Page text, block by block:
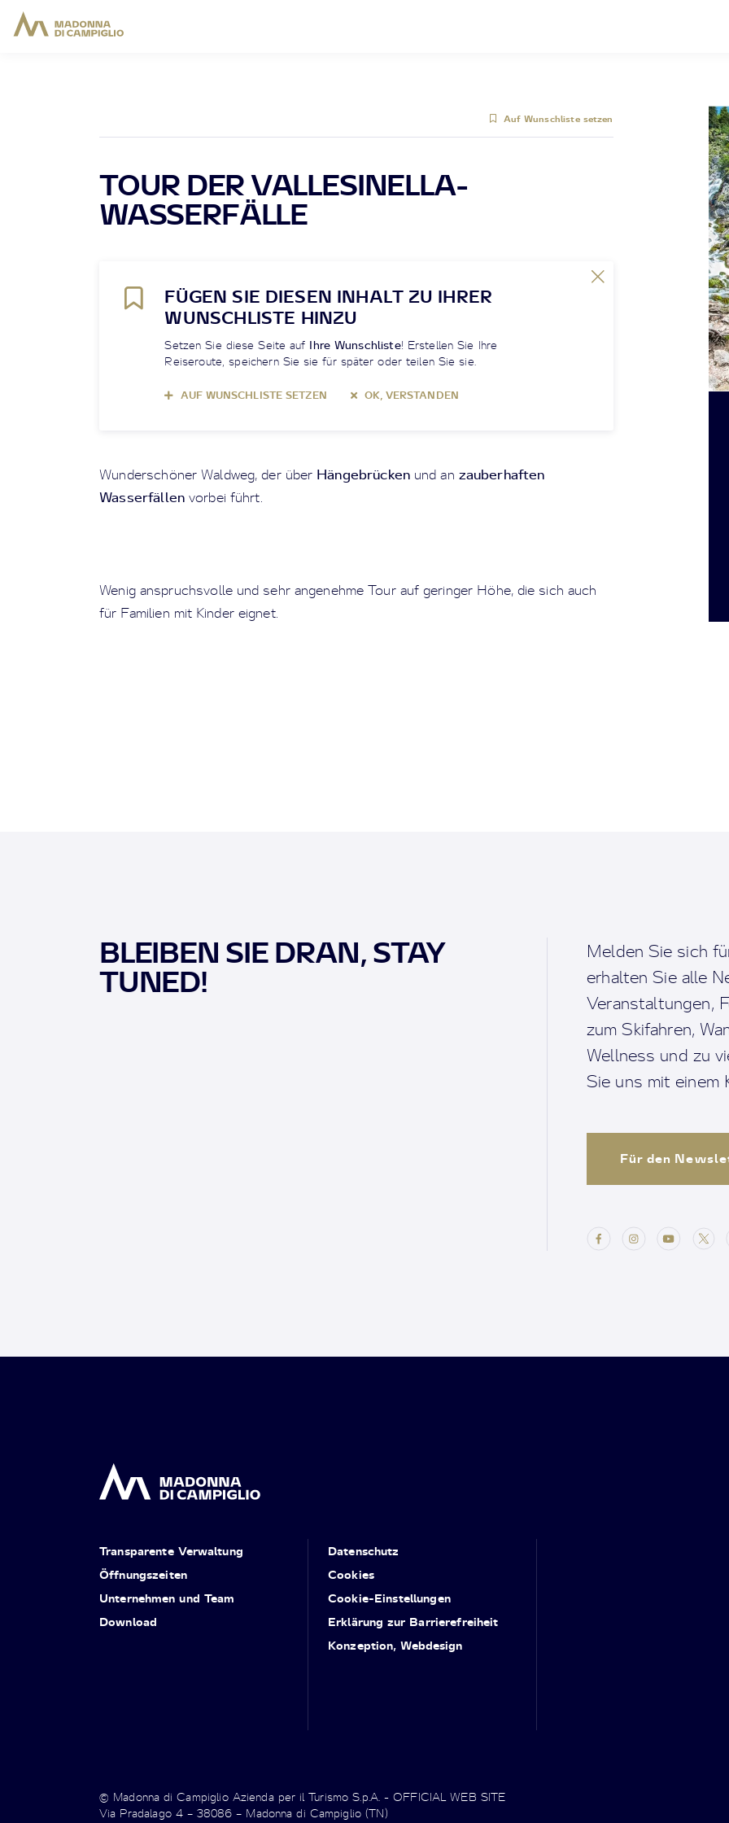
Auf Wunschliste setzen
TOUR DER VALLESINELLA-
WASSERFÄLLE
FÜGEN SIE DIESEN INHALT ZU IHRER
WUNSCHLISTE HINZU
Setzen Sie diese Seite auf Ihre Wunschliste! Erstellen Sie Ihre
Reiseroute, speichern Sie sie für später oder teilen Sie sie.
AUF WUNSCHLISTE SETZEN OK, VERSTANDEN
Wunderschöner Waldweg, der über Hängebrücken und an zauberhaften
Wasserfällen vorbei führt.
Wenig anspruchsvolle und sehr angenehme Tour auf geringer Höhe, die sich auch
für Familien mit Kinder eignet.
BLEIBEN SIE DRAN, STAY
TUNED!
Melden Sie sich
erhalten Sie alle
Veranstaltungen,
zum Skifahren,
Wellness und zu
Sie uns mit einem
Für den
Transparente Verwaltung
Öffnungszeiten
Unternehmen und Team
Download
Datenschutz
Cookies
Cookie-Einstellungen
Erklärung zur Barrierefreiheit
Konzeption, Webdesign
© Madonna di Campiglio Azienda per il Turismo S.p.A. - OFFICIAL WEB SITE
Via Pradalago 4 – 38086 – Madonna di Campiglio (TN)